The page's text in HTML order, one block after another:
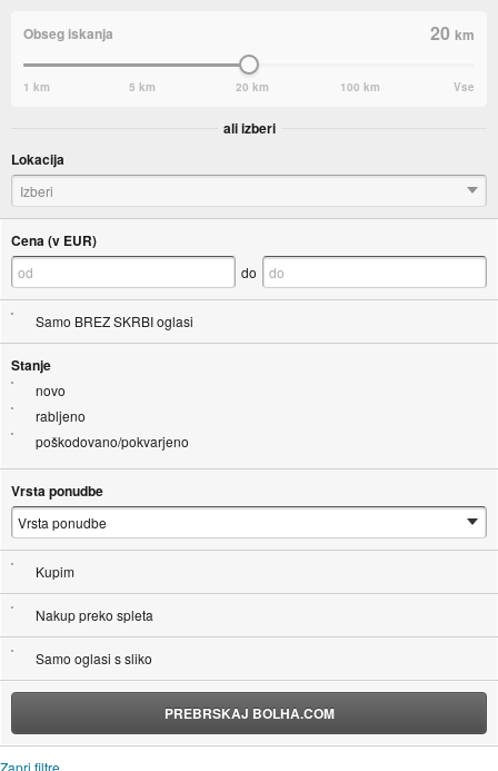
Obseg iskanja 20km
1 km 5 km 20 km 100 km Vse
ali izberi
Lokacija
Izberi
Cena (v EUR)
do
Samo BREZ SKRBI oglasi
Stanje
novo
rabljeno
poškodovano/pokvarjeno
Vrsta ponudbe
Kupim
Nakup preko spleta
Samo oglasi s sliko
PREBRSKAJ BOLHA.COM
Zapri filtre